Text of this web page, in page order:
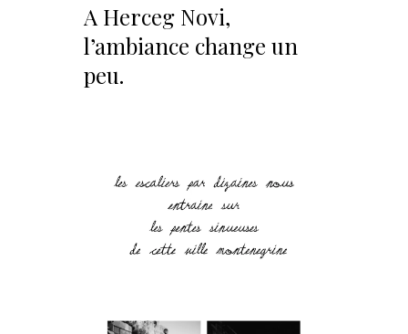
A Herceg Novi,
l’ambiance change un
peu.